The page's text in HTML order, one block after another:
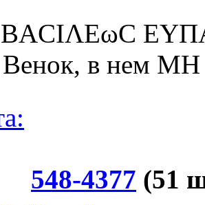
ΒΑCΙΛΕωC
Венок, в нем ΜΗ
548-4377 (51